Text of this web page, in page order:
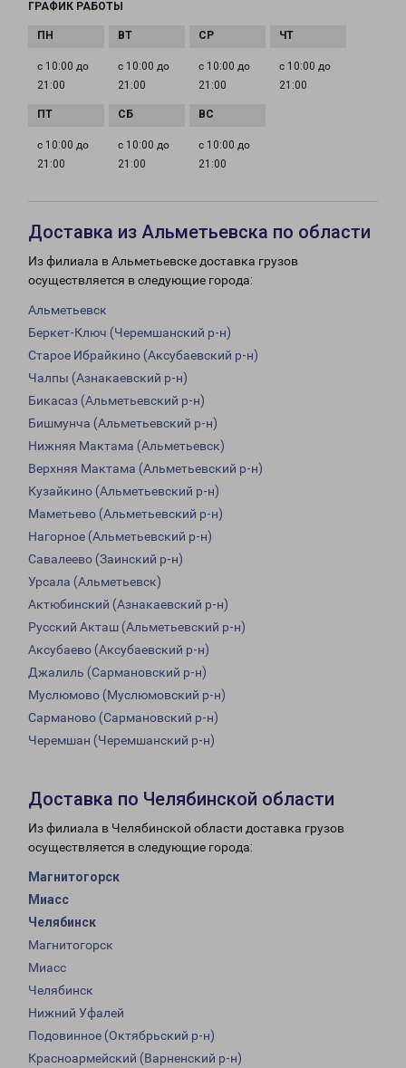
ГРАФИК РАБОТЫ
с 10:00 до
21:00
с 10:00 до
21:00
с 10:00 до
21:00
с 10:00 до
21:00
с 10:00 до
21:00
с 10:00 до
21:00
с 10:00 до
21:00
Доставка из Альметьевска по области
Из филиала в Альметьевске доставка грузов
осуществляется в следующие города:
Альметьевск
Беркет-Ключ (Черемшанский р-н)
Старое Ибрайкино (Аксубаевский р-н)
Чалпы (Азнакаевский р-н)
Бикасаз (Альметьевский р-н)
Бишмунча (Альметьевский р-н)
Нижняя Мактама (Альметьевск)
Верхняя Мактама (Альметьевский р-н)
Кузайкино (Альметьевский р-н)
Маметьево (Альметьевский р-н)
Нагорное (Альметьевский р-н)
Савалеево (Заинский р-н)
Урсала (Альметьевск)
Актюбинский (Азнакаевский р-н)
Русский Акташ (Альметьевский р-н)
Аксубаево (Аксубаевский р-н)
Джалиль (Сармановский р-н)
Муслюмово (Муслюмовский р-н)
Сарманово (Сармановский р-н)
Черемшан (Черемшанский р-н)
Доставка по Челябинской области
Из филиала в Челябинской области доставка грузов
осуществляется в следующие города:
Магнитогорск
Миасс
Челябинск
Магнитогорск
Миасс
Челябинск
Нижний Уфалей
Подовинное (Октябрьский р-н)
Красноармейский (Варненский р-н)